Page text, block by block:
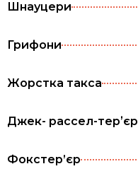
Шнауцери
Грифони
Жорстка такса
Джек- рассел-терʼєр
Фокстер’єр